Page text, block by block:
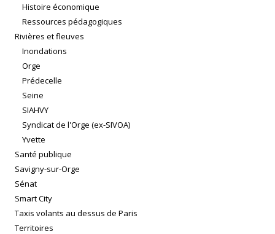
Histoire économique
Ressources pédagogiques
Rivières et fleuves
Inondations
Orge
Prédecelle
Seine
SIAHVY
Syndicat de l'Orge (ex-SIVOA)
Yvette
Santé publique
Savigny-sur-Orge
Sénat
Smart City
Taxis volants au dessus de Paris
Territoires